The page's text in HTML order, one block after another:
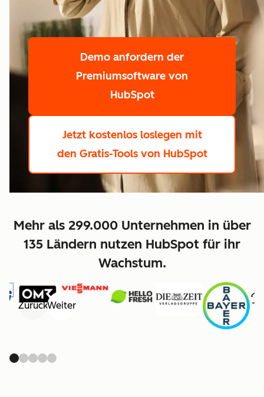
Demo anfordern der
Premiumsoftware von
HubSpot
Jetzt kostenlos loslegen mit
den Gratis-Tools von HubSpot
Mehr als 299.000 Unternehmen in über
135 Ländern nutzen HubSpot für ihr
Wachstum.
ZurückWeiter